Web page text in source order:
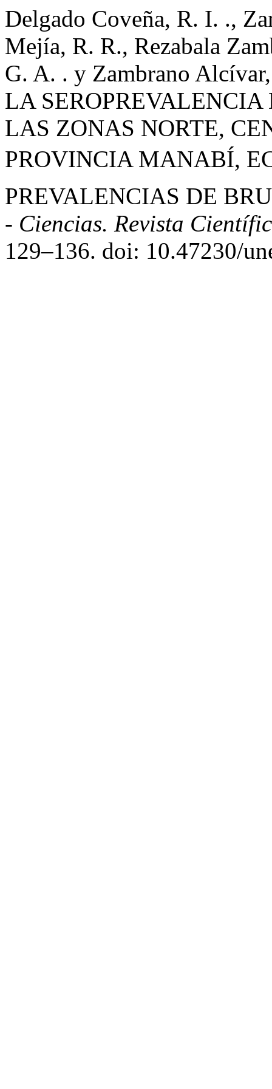
Delgado Coveña, R. I. .,
Mejí­a, R. R., Rezabala
G. A. . y Zambrano
LA
LAS ZONAS NORTE,
PROVINCIA MANABÍ,
PREVALENCIAS DE
- Ciencias. Revista
129–136. doi: 10.47230/